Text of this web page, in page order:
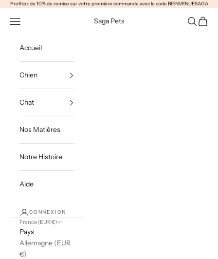
Passer au contenu
Profitez de 10% de remise sur votre première commande avec le code BIENVENUESAGA
Saga Pets
Ouvrir la navigation Ouvrir la
Voir
Accueil
Chien
Chat
Nos Matières
Notre Histoire
Aide
CONNEXION
France (EUR €)
Pays
Allemagne (EUR
€)